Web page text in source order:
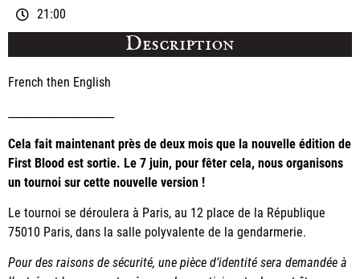
21:00
Description
French then English
Cela fait maintenant près de deux mois que la nouvelle édition de
First Blood est sortie. Le 7 juin, pour fêter cela, nous organisons
un tournoi sur cette nouvelle version !
Le tournoi se déroulera à Paris, au 12 place de la République
75010 Paris, dans la salle polyvalente de la gendarmerie.
Pour des raisons de sécurité, une pièce d’identité sera demandée à